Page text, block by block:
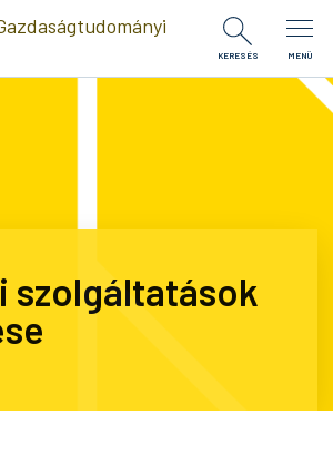
KERESÉS MENÜ
szolgáltatások